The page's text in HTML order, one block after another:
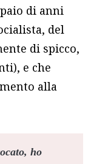
di anni
del
di spicco,
e che
alla
ho